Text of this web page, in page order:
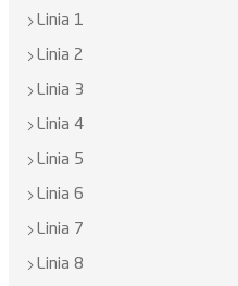
Linia 1
Linia 2
Linia 3
Linia 4
Linia 5
Linia 6
Linia 7
Linia 8